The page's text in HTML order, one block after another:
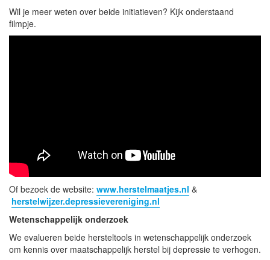
Wil je meer weten over beide initiatieven? Kijk onderstaand
filmpje.
Of bezoek de website: www.herstelmaatjes.nl &
herstelwijzer.depressievereniging.nl
Wetenschappelijk onderzoek
We evalueren beide hersteltools in wetenschappelijk onderzoek
om kennis over maatschappelijk herstel bij depressie te verhogen.